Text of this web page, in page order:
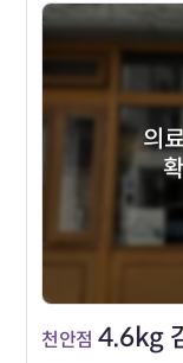
의
천안점 4.6kg